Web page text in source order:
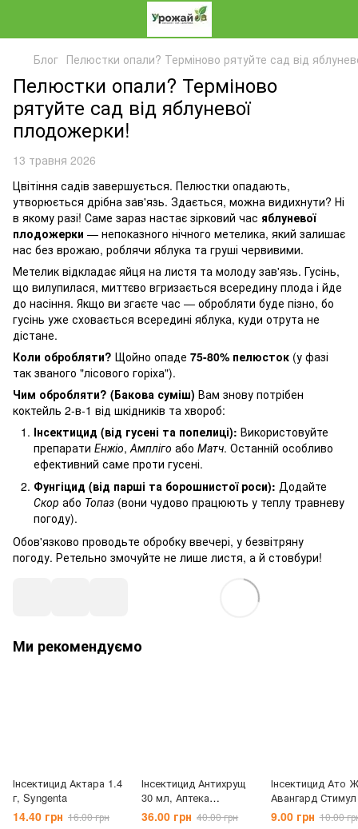
Блог Пелюстки опали? Терміново рятуйте сад від
Пелюстки опали? Терміново
рятуйте сад від яблуневої
плодожерки!
13 травня 2026
Цвітіння садів завершується. Пелюстки опадають,
утворюється дрібна зав'язь. Здається, можна видихнути? Ні
в якому разі! Саме зараз настає зірковий час яблуневої
плодожерки — непоказного нічного метелика, який залишає
нас без врожаю, роблячи яблука та груші червивими.
Метелик відкладає яйця на листя та молоду зав'язь. Гусінь,
що вилупилася, миттєво вгризається всередину плода і йде
до насіння. Якщо ви згаєте час — обробляти буде пізно, бо
гусінь уже сховається всередині яблука, куди отрута не
дістане.
Коли обробляти? Щойно опаде 75-80% пелюсток (у фазі
так званого "лісового горіха").
Чим обробляти? (Бакова суміш) Вам знову потрібен
коктейль 2-в-1 від шкідників та хвороб:
Інсектицид (від гусені та попелиці): Використовуйте
препарати Енжіо,Ампліго або Матч. Останній особливо
ефективний саме проти гусені.
Фунгіцид (від парші та борошнистої роси): Додайте
Скор або Топаз (вони чудово працюють у теплу травневу
погоду).
Обов'язково проводьте обробку ввечері, у безвітряну
погоду. Ретельно змочуйте не лише листя, а й стовбури!
Ми рекомендуємо
Інсектицид Актара 1.4
г, Syngenta
14.40 грн 16.00 грн
Інсектицид Антихрущ
30 мл, Аптека
садівника
36.00 грн 40.00 грн
Інсектицид Ато
Авангард
мл, Аптека
9.00 грн 10.00